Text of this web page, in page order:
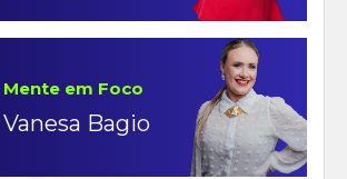
Mente em Foco
Vanesa Bagio